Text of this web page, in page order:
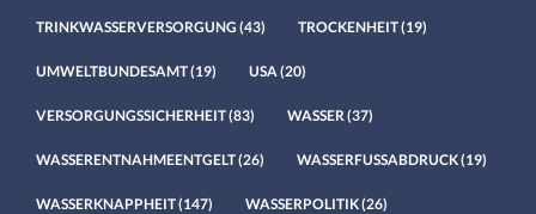
TRINKWASSERVERSORGUNG (43) TROCKENHEIT(19)
UMWELTBUNDESAMT(19) USA (20)
VERSORGUNGSSICHERHEIT(83) WASSER (37)
WASSERENTNAHMEENTGELT(26) WASSERFUSSABDRUCK(19)
WASSERKNAPPHEIT(147) WASSERPOLITIK(26)